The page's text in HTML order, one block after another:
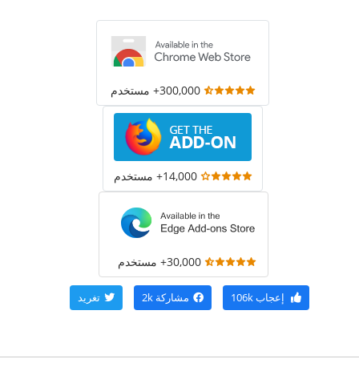
300,000+ مستخدم
14,000+ مستخدم
30,000+ مستخدم
إعجاب106k مشاركة 2k تغريد